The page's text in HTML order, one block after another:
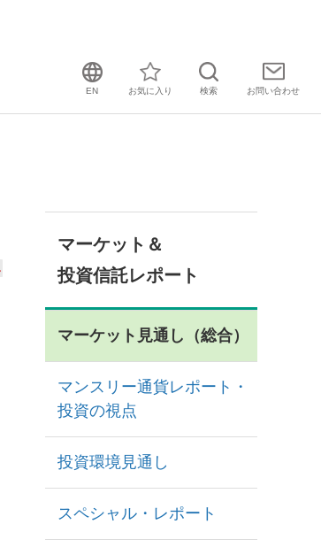
EN お気に入り 検索 お問い合わせ
マーケット＆
投資信託レポート
マーケット見通し（総合）
マンスリー通貨レポート・
投資の視点
投資環境見通し
スペシャル・レポート